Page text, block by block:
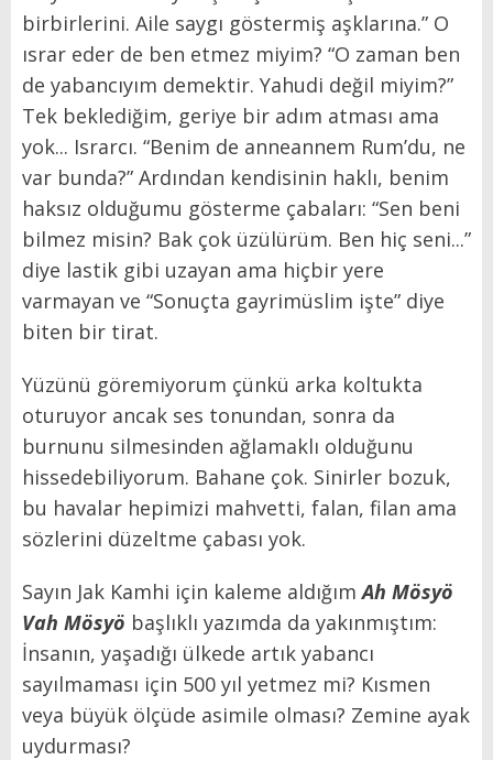
birbirlerini. Aile saygı göstermiş aşklarına.” O
ısrar eder de ben etmez miyim? “O zaman ben
de yabancıyım demektir. Yahudi değil miyim?”
Tek beklediğim, geriye bir adım atması ama
yok... Israrcı. “Benim de anneannem Rum’du, ne
var bunda?” Ardından kendisinin haklı, benim
haksız olduğumu gösterme çabaları: “Sen beni
bilmez misin? Bak çok üzülürüm. Ben hiç seni...”
diye lastik gibi uzayan ama hiçbir yere
varmayan ve “Sonuçta gayrimüslim işte” diye
biten bir tirat.
Yüzünü göremiyorum çünkü arka koltukta
oturuyor ancak ses tonundan, sonra da
burnunu silmesinden ağlamaklı olduğunu
hissedebiliyorum. Bahane çok. Sinirler bozuk,
bu havalar hepimizi mahvetti, falan, filan ama
sözlerini düzeltme çabası yok.
Sayın Jak Kamhi için kaleme aldığımAh Mösyö
Vah Mösyö başlıklı yazımda da yakınmıştım:
İnsanın, yaşadığı ülkede artık yabancı
sayılmaması için 500 yıl yetmez mi? Kısmen
veya büyük ölçüde asimile olması? Zemine ayak
uydurması?